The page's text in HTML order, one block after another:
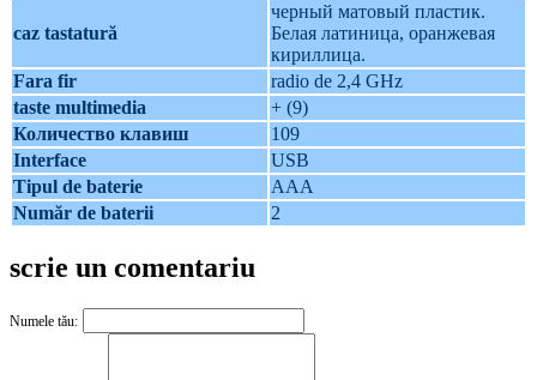
caz tastatură
черный матовый пластик.
Белая латиница, оранжевая
кириллица.
Fara fir
radio de 2,4 GHz
taste multimedia
+ (9)
Количество клавиш
109
Interface
USB
Tipul de baterie
AAA
Număr de baterii
2
scrie un comentariu
Numele tău: